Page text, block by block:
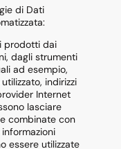
di Dati
prodotti dai
dagli strumenti
ad esempio,
indirizzi
Internet
lasciare
combinate con
essere utilizzate